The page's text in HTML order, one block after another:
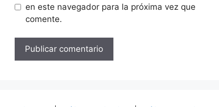
en este navegador para la próxima vez que
comente.